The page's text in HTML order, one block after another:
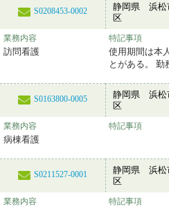
S0208453-0002
静岡県 浜松
区
業務内容
訪問看護
特記事項
使用期間は本
とがある。 勤
S0163800-0005
静岡県 浜松
区
業務内容
病棟看護
特記事項
S0211527-0001
静岡県 浜松
区
業務内容 特記事項